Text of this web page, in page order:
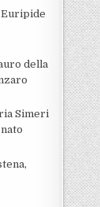
Euripide
della
Simeri